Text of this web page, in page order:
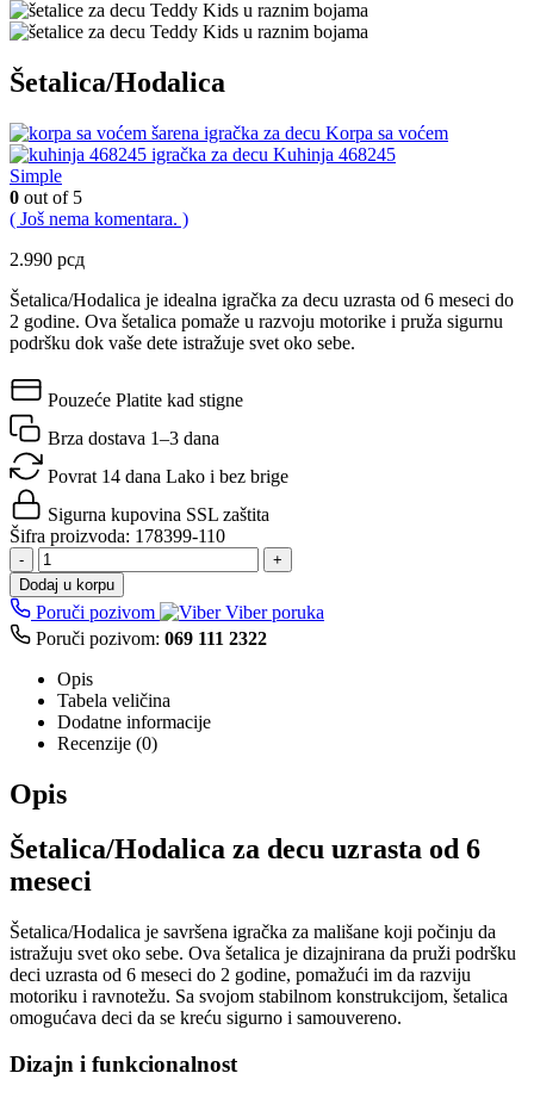
Šetalica/Hodalica
Korpa sa voćem
Kuhinja 468245
Simple
0 out of 5
( Još nema komentara. )
2.990 рсд
Šetalica/Hodalica je idealna igračka za decu uzrasta od 6 meseci do
2 godine. Ova šetalica pomaže u razvoju motorike i pruža sigurnu
podršku dok vaše dete istražuje svet oko sebe.
Pouzeće Platite kad stigne
Brza dostava 1–3 dana
Povrat 14 dana Lako i bez brige
Sigurna kupovina SSL zaštita
Šifra proizvoda: 178399-110
-
+
Dodaj u korpu
Poruči pozivom
Viber poruka
Poruči pozivom: 069 111 2322
Opis
Tabela veličina
Dodatne informacije
Recenzije (0)
Opis
Šetalica/Hodalica za decu uzrasta od 6
meseci
Šetalica/Hodalica je savršena igračka za mališane koji počinju da
istražuju svet oko sebe. Ova šetalica je dizajnirana da pruži podršku
deci uzrasta od 6 meseci do 2 godine, pomažući im da razviju
motoriku i ravnotežu. Sa svojom stabilnom konstrukcijom, šetalica
omogućava deci da se kreću sigurno i samouvereno.
Dizajn i funkcionalnost